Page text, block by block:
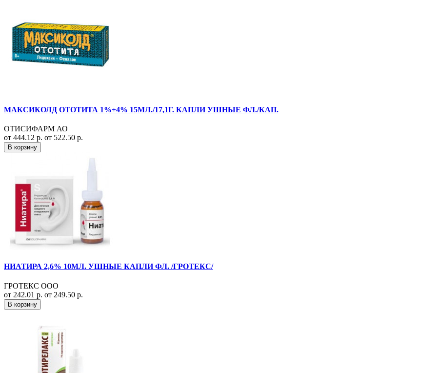
МАКСИКОЛД ОТОТИТА 1%+4% 15МЛ./17,1Г. КАПЛИ УШНЫЕ ФЛ./КАП.
ОТИСИФАРМ АО
от 444.12 р. от 522.50 р.
В корзину
НИАТИРА 2,6% 10МЛ. УШНЫЕ КАПЛИ ФЛ. /ГРОТЕКС/
ГРОТЕКС ООО
от 242.01 р. от 249.50 р.
В корзину